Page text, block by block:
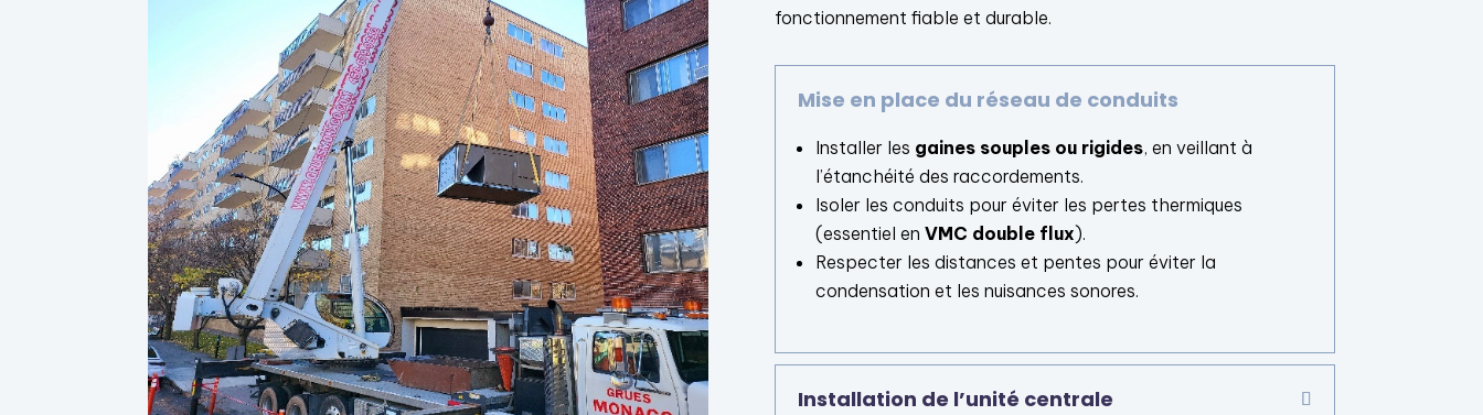
fonctionnement fiable et durable.
Mise en place du réseau de conduits
Installer les gaines souples ou rigides, en veillant à
l’étanchéité des raccordements.
Isoler les conduits pour éviter les pertes thermiques
(essentiel en VMC double flux).
Respecter les distances et pentes pour éviter la
condensation et les nuisances sonores.
Installation de l’unité centrale